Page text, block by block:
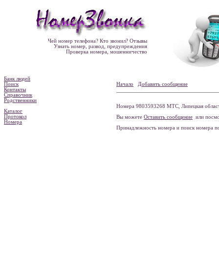
Чей номер телефона? Кто звонил? Отзывы
Узнать номер, развод, предупреждения
Проверка номера, мошенничество
Банк людей
Поиск
Контакты
Справочник
Родственники
Каталог
Протокол
Номера
Начало Добавить сообщение
Номера 9803593268 МТС, Липецкая
Вы можете Оставить сообщение или
Принадлежность номера и поиск номера